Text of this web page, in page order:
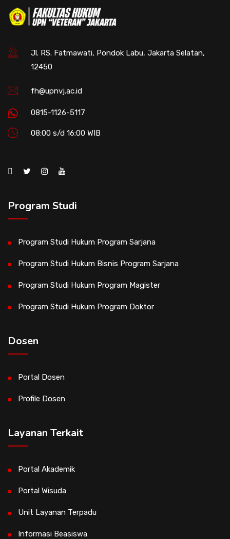
Jl. RS. Fatmawati, Pondok Labu, Jakarta Selatan,
12450
fh@upnvj.ac.id
0815-1126-5117
08:00 s/d 16:00 WIB
Program Studi
Program Studi Hukum Program Sarjana
Program Studi Hukum Bisnis Program Sarjana
Program Studi Hukum Program Magister
Program Studi Hukum Program Doktor
Dosen
Portal Dosen
Profile Dosen
Layanan Terkait
Portal Akademik
Portal Wisuda
Unit Layanan Terpadu
Informasi Beasiswa